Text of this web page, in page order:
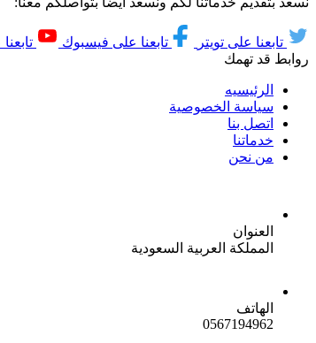
تابعنا على تويتر تابعنا على فيسبوك
روابط قد تهمك
الرئيسيه
سياسة الخصوصية
اتصل بنا
خدماتنا
من نحن
العنوان
المملكة العربية السعودية
الهاتف
0567194962